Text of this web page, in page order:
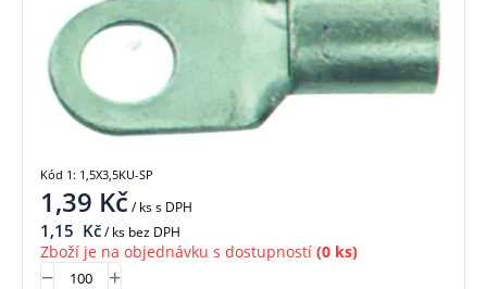
1,39 Kč/ kss DPH
1,15 Kč/ ks bez DPH
Zboží je na objednávku s dostupností (0 ks)
Kód 1: 1,5X3,5KU-SP